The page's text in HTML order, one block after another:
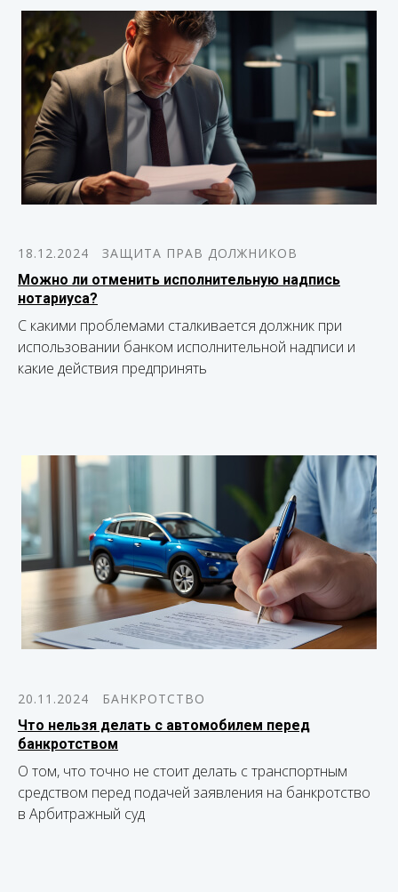
18.12.2024
ЗАЩИТА ПРАВ ДОЛЖНИКОВ
Можно ли отменить исполнительную надпись
нотариуса?
С какими проблемами сталкивается должник при
использовании банком исполнительной надписи и
какие действия предпринять
20.11.2024
БАНКРОТСТВО
Что нельзя делать с автомобилем перед
банкротством
О том, что точно не стоит делать с транспортным
средством перед подачей заявления на банкротство
в Арбитражный суд